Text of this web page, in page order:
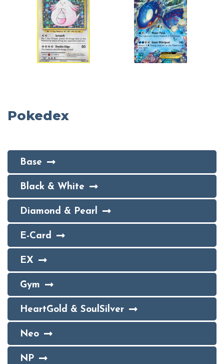
Pokedex
Base
Black & White
Diamond & Pearl
E-Card
EX
Gym
HeartGold & SoulSilver
Neo
NP